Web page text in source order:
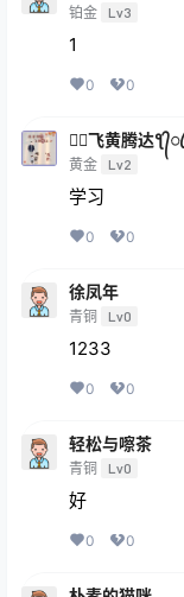
铂金 Lv3
1
0 0
🕊᭄飞黄腾达ƪ᭄ꦿ
黄金 Lv2
学习
0 0
徐凤年
青铜 Lv0
1233
0 0
轻松与嚓茶
青铜 Lv0
好
0 0